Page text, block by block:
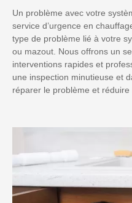
Un problème avec votre
service d’urgence en
type de problème lié à votre
ou mazout. Nous offrons un
interventions rapides et
une inspection minutieuse et
réparer le problème et